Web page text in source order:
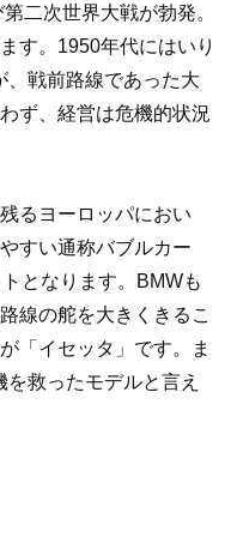
二次世界大戦が勃発。
す。1950年代にはいり
、戦前路線であった大
ず、経営は危機的状況
るヨーロッパにおい
すい通称バブルカー
となります。BMWも
線の舵を大きくきるこ
「イセッタ」です。ま
救ったモデルと言え